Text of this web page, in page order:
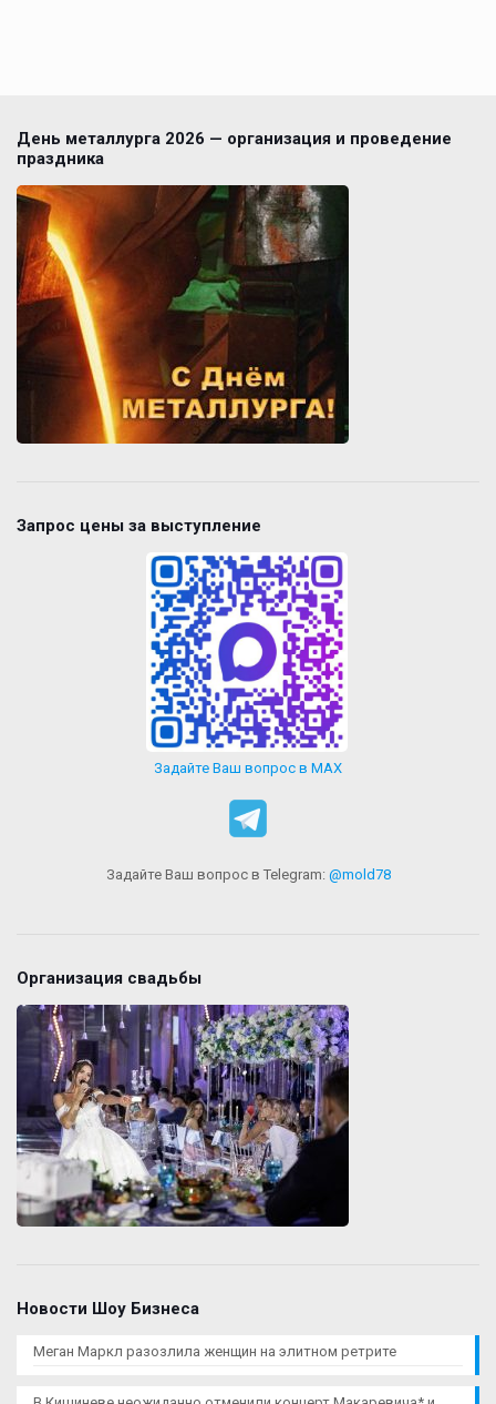
День металлурга 2026 — организация и проведение
праздника
Запрос цены за выступление
Задайте Ваш вопрос в MAX
Задайте Ваш вопрос в Telegram: @mold78
Организация свадьбы
Новости Шоу Бизнеса
Меган Маркл разозлила женщин на элитном ретрите